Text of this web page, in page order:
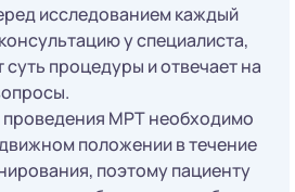
исследованием каждый
у специалиста,
процедуры и отвечает на
проведения МРТ необходимо
положении в течение
поэтому пациенту